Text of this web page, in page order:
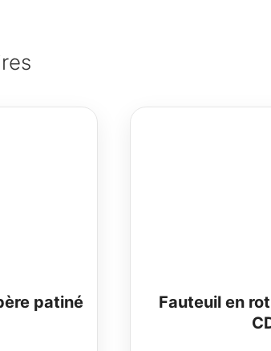
patiné
Fauteuil en